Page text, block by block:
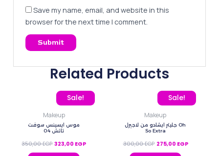
Save my name, email, and website in this
browser for the next time I comment.
Related Products
Sale!
Makeup
موس ايسينس سوفت
تاتش 04
350,00EGP
Original price was: 350,00 EGP.
323,00 EGP
Current price is: 323,00 EGP. Sale!
Makeup
جليتر ايشادو من لاجيرل Oh
So Extra
300,00EGP
Original price was:
275,00 EGP
Current